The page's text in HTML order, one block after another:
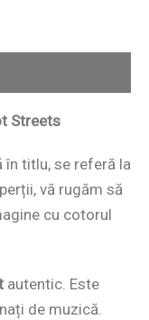
Streets
în titlu, se referă la
vă rugăm să
cu cotorul
autentic. Este
de muzică.